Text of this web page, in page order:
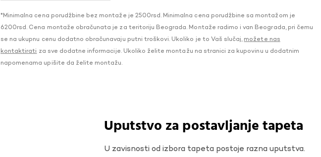
*Minimalna cena porudžbine bez montaže je 2500rsd. Minimalna cena porudžbine sa montažom je
6200rsd. Cena montaže obračunata je za teritoriju Beograda. Montaže radimo i van Beograda, pri čemu
se na ukupnu cenu dodatno obračunavaju putni troškovi. Ukoliko je to Vaš slučaj, možete nas
kontaktirati za sve dodatne informacije. Ukoliko želite montažu na stranici za kupovinu u dodatnim
napomenama upišite da želite montažu.
Uputstvo za postavljanje tapeta
U zavisnosti od izbora tapeta postoje razna uputstva.